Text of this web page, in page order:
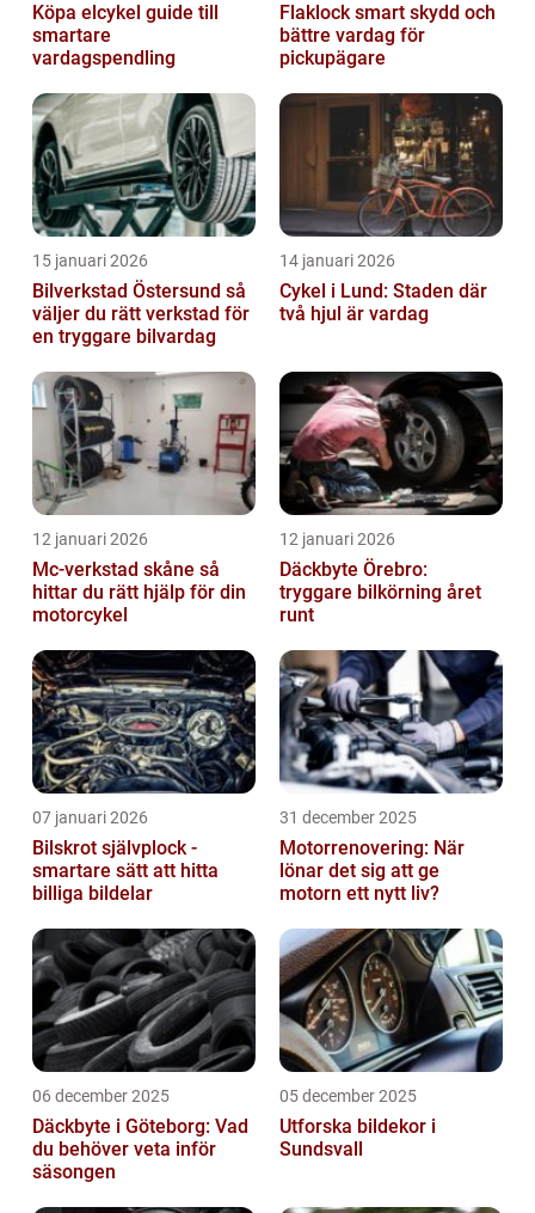
Köpa elcykel guide till
smartare
vardagspendling
Flaklock smart skydd och
bättre vardag för
pickupägare
15 januari 2026
Bilverkstad Östersund så
väljer du rätt verkstad för
en tryggare bilvardag
14 januari 2026
Cykel i Lund: Staden där
två hjul är vardag
12 januari 2026
Mc-verkstad skåne så
hittar du rätt hjälp för din
motorcykel
12 januari 2026
Däckbyte Örebro:
tryggare bilkörning året
runt
07 januari 2026
Bilskrot självplock -
smartare sätt att hitta
billiga bildelar
31 december 2025
Motorrenovering: När
lönar det sig att ge
motorn ett nytt liv?
06 december 2025
Däckbyte i Göteborg: Vad
du behöver veta inför
säsongen
05 december 2025
Utforska bildekor i
Sundsvall